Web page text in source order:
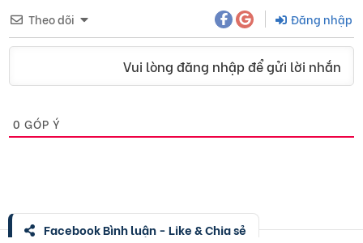
Theo dõi Đăng nhập
Vui lòng đăng nhập để gửi lời nhắn
0 GÓP Ý
Facebook Bình luận - Like & Chia sẻ